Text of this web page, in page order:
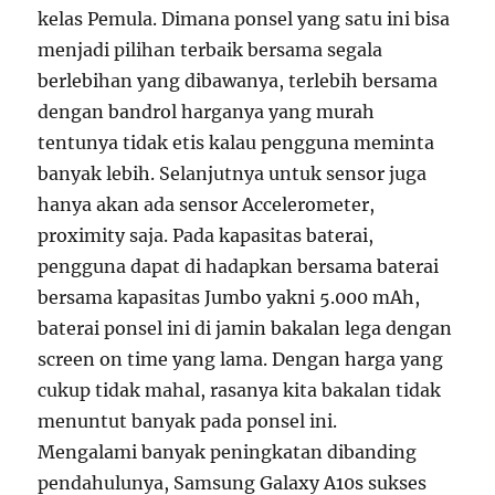
kelas Pemula. Dimana ponsel yang satu ini bisa
menjadi pilihan terbaik bersama segala
berlebihan yang dibawanya, terlebih bersama
dengan bandrol harganya yang murah
tentunya tidak etis kalau pengguna meminta
banyak lebih. Selanjutnya untuk sensor juga
hanya akan ada sensor Accelerometer,
proximity saja. Pada kapasitas baterai,
pengguna dapat di hadapkan bersama baterai
bersama kapasitas Jumbo yakni 5.000 mAh,
baterai ponsel ini di jamin bakalan lega dengan
screen on time yang lama. Dengan harga yang
cukup tidak mahal, rasanya kita bakalan tidak
menuntut banyak pada ponsel ini.
Mengalami banyak peningkatan dibanding
pendahulunya, Samsung Galaxy A10s sukses